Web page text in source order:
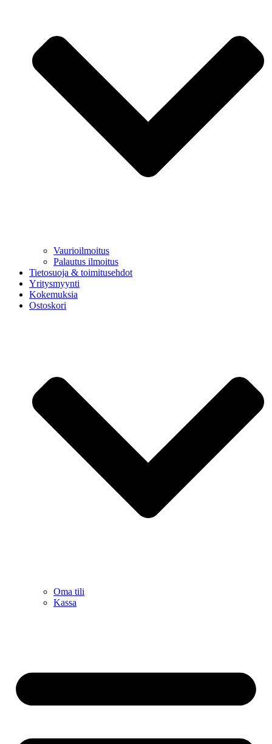
Vaurioilmoitus
Palautus ilmoitus
Tietosuoja & toimitusehdot
Yritysmyynti
Kokemuksia
Ostoskori
Oma tili
Kassa